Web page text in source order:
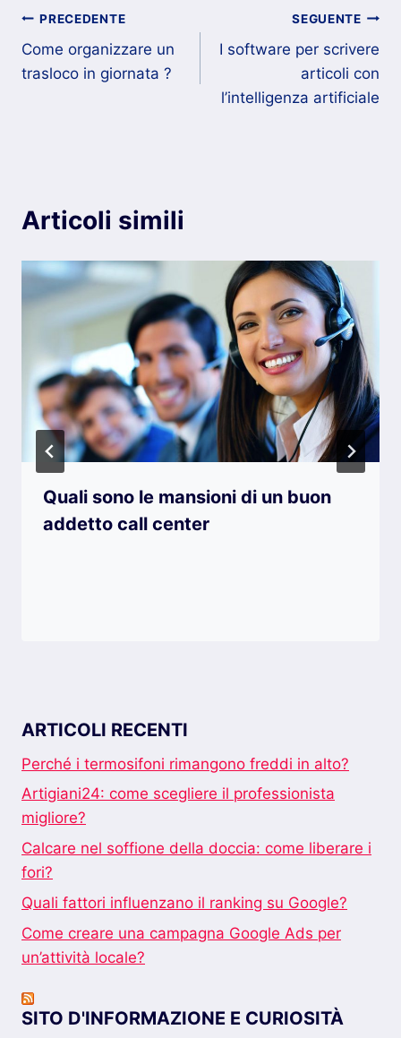
b
o
o
p
p
di
Navigazione
articoli
PRECEDENTE
Come organizzare un
trasloco in giornata ?
SEGUENTE
I software per scrivere
articoli con
l’intelligenza artificiale
Articoli simili
Quali sono le mansioni di un buon
addetto call center
ARTICOLI RECENTI
Perché i termosifoni rimangono freddi in alto?
Artigiani24: come scegliere il professionista
migliore?
Calcare nel soffione della doccia: come liberare i
fori?
Quali fattori influenzano il ranking su Google?
Come creare una campagna Google Ads per
un’attività locale?
SITO D'INFORMAZIONE E CURIOSITÀ